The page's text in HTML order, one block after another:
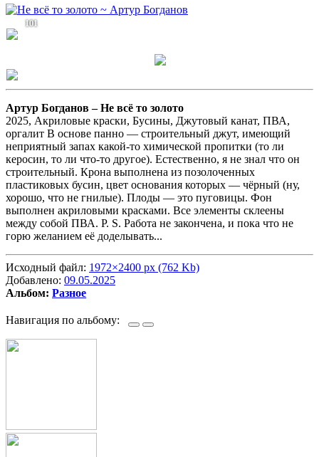
101
Артур Богданов –Не всё то золото
2025, Акриловые краски, Бусины, Джутовый канат, ПВА,
оргалит В основе панно — строительный джут, имеющий
неприятный запах какой-то химической пропитки (то ли
керосин, то ли что-то другое). Естественно, я не знал что он
строительный. Крона выполнена из позолоченных
пластиковых бусин, цвет основания которых — чёрный (ну,
хорошо, что не гнилые). Плоды — это пуговицы. Фон
выполнен акриловыми красками. Все элементы склеены
между собой ПВА. P. S. Работа не закончена, и пока что не
горю желанием её доделывать...
Исходный файл: 1972×2400 px (762 Kb)
Добавлено: 09.05.2025
Альбом: Разное
Навигация по альбому: